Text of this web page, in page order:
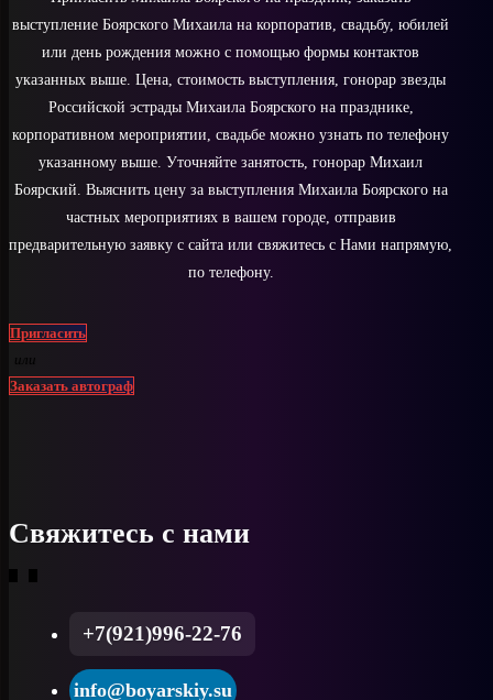
выступление Боярского Михаила на корпоратив, свадьбу, юбилей
или день рождения можно с помощью формы контактов
указанных выше. Цена, стоимость выступления, гонорар звезды
Российской эстрады Михаила Боярского на празднике,
корпоративном мероприятии, свадьбе можно узнать по телефону
указанному выше. Уточняйте занятость, гонорар Михаил
Боярский. Выяснить цену за выступления Михаила Боярского на
частных мероприятиях в вашем городе, отправив
предварительную заявку с сайта или свяжитесь с Нами напрямую,
по телефону.
Пригласить
или
Заказать автограф
Свяжитесь с нами
+7(921)996-22-76
info@boyarskiy.su